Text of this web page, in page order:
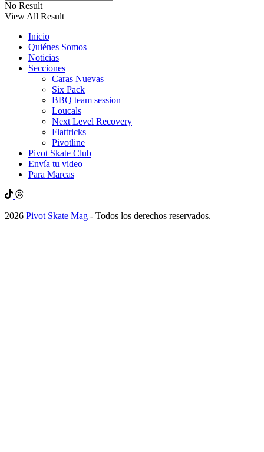
No Result
View All Result
Inicio
Quiénes Somos
Noticias
Secciones
Caras Nuevas
Six Pack
BBQ team session
Loucals
Next Level Recovery
Flattricks
Pivotline
Pivot Skate Club
Envía tu video
Para Marcas
2026 Pivot Skate Mag - Todos los derechos reservados.